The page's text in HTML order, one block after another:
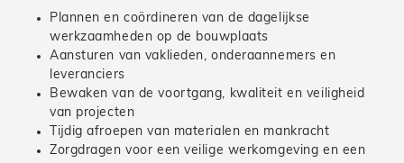
Plannen en coördineren van de dagelijkse
werkzaamheden op de bouwplaats
Aansturen van vaklieden, onderaannemers en
leveranciers
Bewaken van de voortgang, kwaliteit en veiligheid
van projecten
Tijdig afroepen van materialen en mankracht
Zorgdragen voor een veilige werkomgeving en een